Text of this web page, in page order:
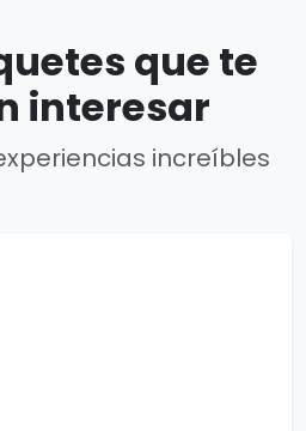
que te
interesar
increíbles